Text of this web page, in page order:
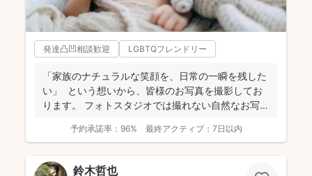
発達凸凹相談歓迎 LGBTQフレンドリー
「家族のナチュラルな笑顔を、日常の一瞬を残した
い」 という想いから、皆様のお写真を撮影してお
ります。 フォトスタジオでは撮れない自然なお写真
予約承諾率： 96% 最終アクティブ： 7日以内
鈴木哲也